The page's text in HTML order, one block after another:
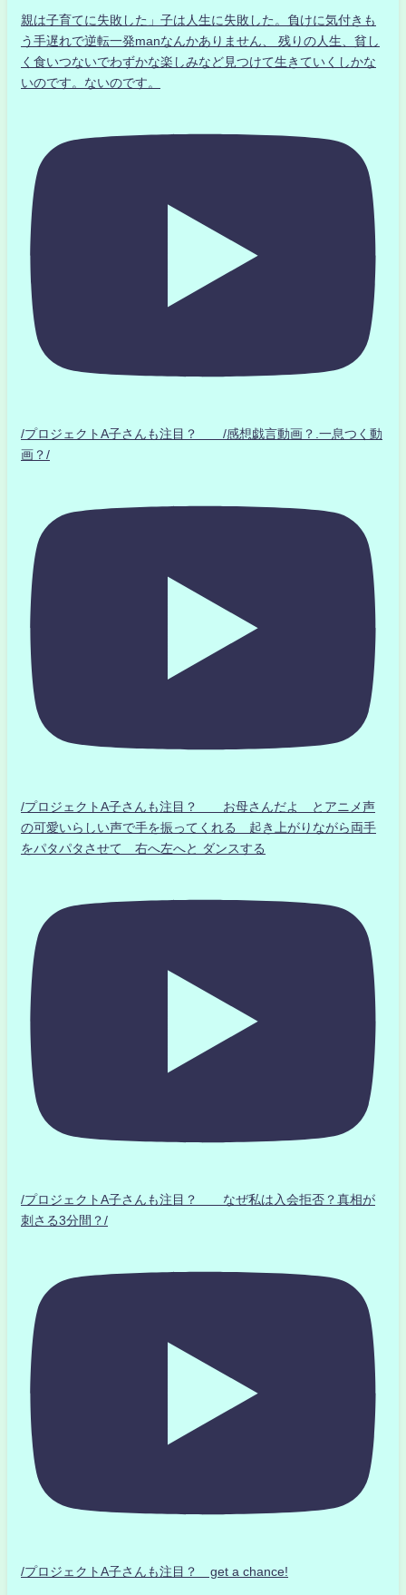
親は子育てに失敗した」子は人生に失敗した。負けに気付きも
う手遅れで逆転一発manなんかありません、 残りの人生、貧し
く食いつないでわずかな楽しみなど見つけて生きていくしかな
いのです。ないのです。
/プロジェクトA子さんも注目？ /感想戯言動画？.一息つく動
画？/
/プロジェクトA子さんも注目？ お母さんだよ とアニメ声
の可愛いらしい声で手を振ってくれる 起き上がりながら両手
をパタパタさせて 右へ左へと ダンスする
/プロジェクトA子さんも注目？ なぜ私は入会拒否？真相が
刺さる3分間？/
/プロジェクトA子さんも注目？ get a chance!